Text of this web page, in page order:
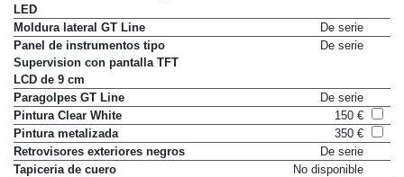
LED
Moldura lateral GT Line
De serie
Panel de instrumentos tipo
Supervision con pantalla TFT
LCD de 9 cm
De serie
Paragolpes GT Line
De serie
Pintura Clear White
150 €
Pintura metalizada
350 €
Retrovisores exteriores negros
De serie
Tapiceria de cuero
No disponible